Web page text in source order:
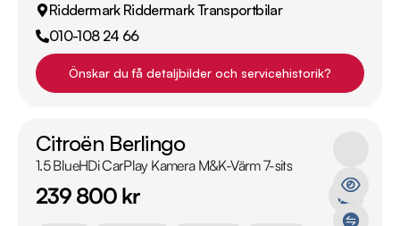
Riddermark Riddermark Transportbilar
010-108 24 66
Önskar du få detaljbilder och servicehistorik?
Citroën Berlingo
1.5 BlueHDi CarPlay Kamera M&K-Värm 7-sits
239 800 kr